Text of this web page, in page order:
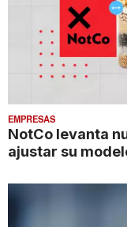
EMPRESAS
NotCo levanta
ajustar su